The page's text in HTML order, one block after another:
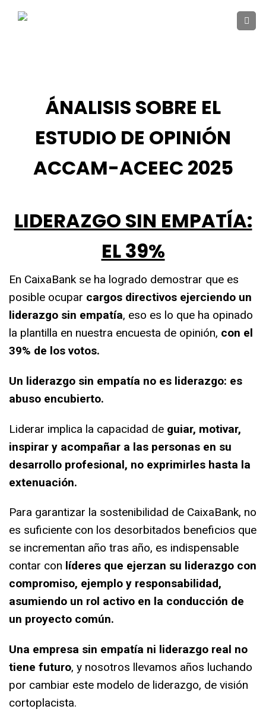
ÁNALISIS SOBRE EL
ESTUDIO DE OPINIÓN
ACCAM-ACEEC 2025
LIDERAZGO SIN EMPATÍA:
EL 39%
En CaixaBank se ha logrado demostrar que es
posible ocupar cargos directivos ejerciendo un
liderazgo sin empatía, eso es lo que ha opinado
la plantilla en nuestra encuesta de opinión, con el
39% de los votos.
Un liderazgo sin empatía no es liderazgo: es
abuso encubierto.
Liderar implica la capacidad de guiar, motivar,
inspirar y acompañar a las personas en su
desarrollo profesional, no exprimirles hasta la
extenuación.
Para garantizar la sostenibilidad de CaixaBank, no
es suficiente con los desorbitados beneficios que
se incrementan año tras año, es indispensable
contar con líderes que ejerzan su liderazgo con
compromiso, ejemplo y responsabilidad,
asumiendo un rol activo en la conducción de
un proyecto común.
Una empresa sin empatía ni liderazgo real no
tiene futuro, y nosotros llevamos años luchando
por cambiar este modelo de liderazgo, de visión
cortoplacista.